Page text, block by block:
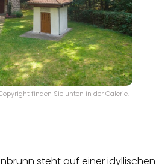
finden Sie unten in der Galerie.
steht auf einer idyllischen